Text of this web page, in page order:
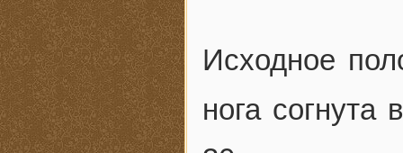
Исходное
нога